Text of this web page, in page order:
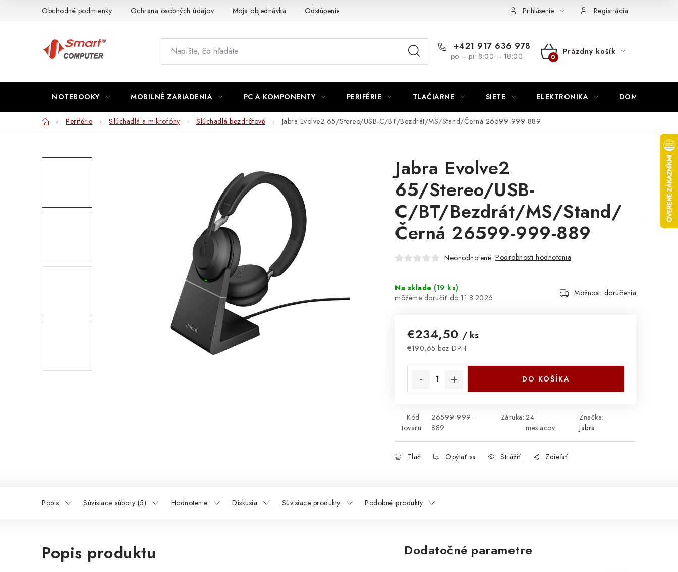
Obchodné podmienky Ochrana osobných údajov Moja objednávka Odstúpenie od zmluvy Napíšte námPrihlásenie Registrácia
+421 917 636 978
po – pi: 8:00 – 18:00
NÁKUPNÝ
Prázdny košík
NOTEBOOKY MOBILNÉ ZARIADENIA PC A KOMPONENTY PERIFÉRIE TLAČIARNE SIETE ELEKTRONIKA DOMÁCNOSŤ
DomovPeriférie Slúchadlá a mikrofóny Slúchadlá bezdrôtové Jabra Evolve2 65/Stereo/USB-C/BT/Bezdrát/MS/Stand/Černá 26599-999-889
Jabra Evolve2
65/Stereo/USB-
C/BT/Bezdrát/MS/Stand/
Černá 26599-999-889
Neohodnotené Podrobnosti hodnotenia
Na sklade (19 ks)
11.8.2026
Možnosti doručenia
€234,50 / ks
€190,65 bez DPH
DO KOŠÍKA
Kód
tovaru:
26599-999-
889
Záruka: 24
mesiacov
Značka:
Jabra
Tlač Opýtať sa Strážiť Zdieľať
Popis Súvisiace súbory (5) Hodnotenie Diskusia Súvisiace produkty Podobné produkty
Popis produktu Dodatočné parametre